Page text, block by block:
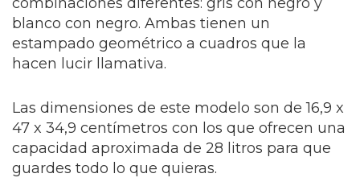
blanco con negro. Ambas tienen un
estampado geométrico a cuadros que la
hacen lucir llamativa.
Las dimensiones de este modelo son de 16,9 x
47 x 34,9 centímetros con los que ofrecen una
capacidad aproximada de 28 litros para que
guardes todo lo que quieras.